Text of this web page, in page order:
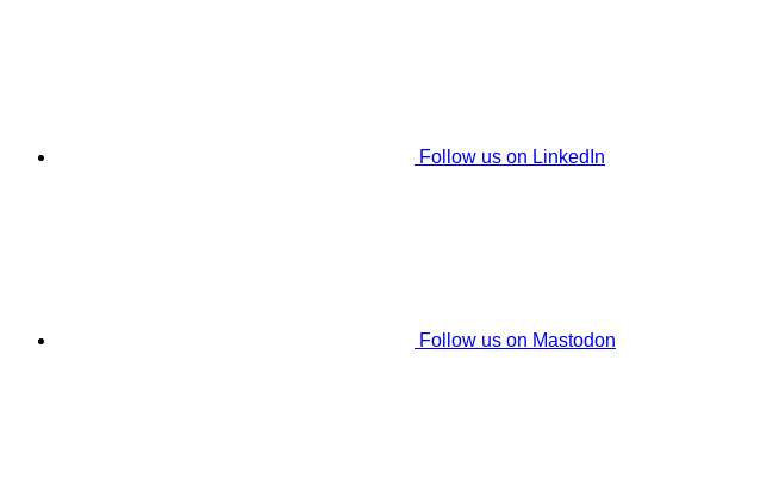
Follow us on LinkedIn
Follow us on Mastodon